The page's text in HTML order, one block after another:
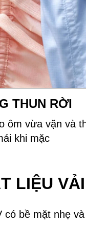
THUN RỜI
ôm vừa vặn và
khi mặc
LIỆU
có bề mặt nhẹ